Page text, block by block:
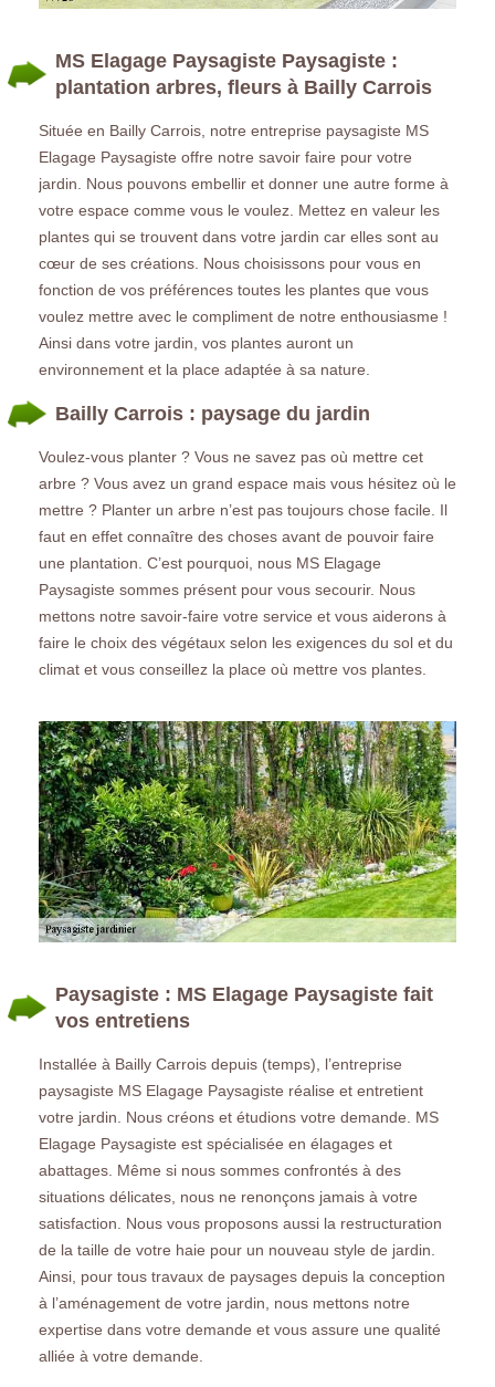
MS Elagage Paysagiste Paysagiste :
plantation arbres, fleurs à Bailly Carrois
Située en Bailly Carrois, notre entreprise paysagiste MS
Elagage Paysagiste offre notre savoir faire pour votre
jardin. Nous pouvons embellir et donner une autre forme à
votre espace comme vous le voulez. Mettez en valeur les
plantes qui se trouvent dans votre jardin car elles sont au
cœur de ses créations. Nous choisissons pour vous en
fonction de vos préférences toutes les plantes que vous
voulez mettre avec le compliment de notre enthousiasme !
Ainsi dans votre jardin, vos plantes auront un
environnement et la place adaptée à sa nature.
Bailly Carrois : paysage du jardin
Voulez-vous planter ? Vous ne savez pas où mettre cet
arbre ? Vous avez un grand espace mais vous hésitez où le
mettre ? Planter un arbre n’est pas toujours chose facile. Il
faut en effet connaître des choses avant de pouvoir faire
une plantation. C’est pourquoi, nous MS Elagage
Paysagiste sommes présent pour vous secourir. Nous
mettons notre savoir-faire votre service et vous aiderons à
faire le choix des végétaux selon les exigences du sol et du
climat et vous conseillez la place où mettre vos plantes.
Paysagiste : MS Elagage Paysagiste fait
vos entretiens
Installée à Bailly Carrois depuis (temps), l’entreprise
paysagiste MS Elagage Paysagiste réalise et entretient
votre jardin. Nous créons et étudions votre demande. MS
Elagage Paysagiste est spécialisée en élagages et
abattages. Même si nous sommes confrontés à des
situations délicates, nous ne renonçons jamais à votre
satisfaction. Nous vous proposons aussi la restructuration
de la taille de votre haie pour un nouveau style de jardin.
Ainsi, pour tous travaux de paysages depuis la conception
à l’aménagement de votre jardin, nous mettons notre
expertise dans votre demande et vous assure une qualité
alliée à votre demande.